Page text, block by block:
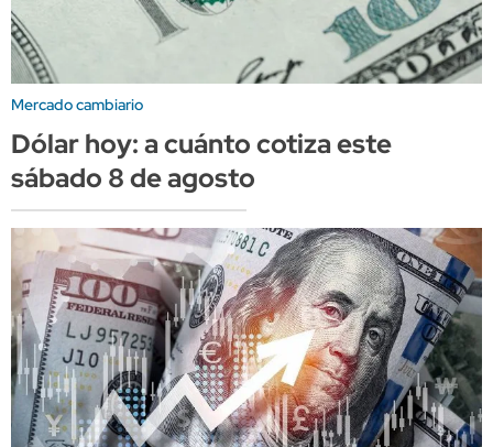
Mercado cambiario
Dólar hoy: a cuánto cotiza este
sábado 8 de agosto